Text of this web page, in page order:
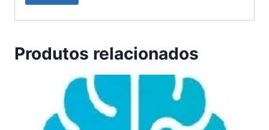
Produtos relacionados